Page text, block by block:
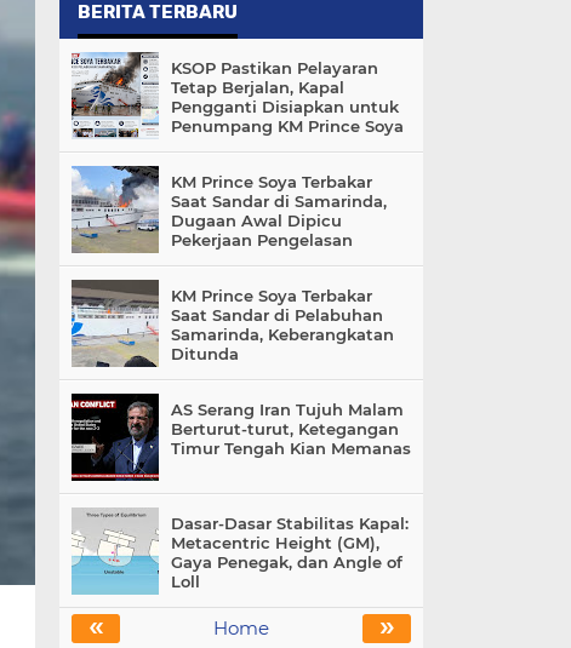
BERITA TERBARU
KSOP Pastikan Pelayaran
Tetap Berjalan, Kapal
Pengganti Disiapkan untuk
Penumpang KM Prince Soya
KM Prince Soya Terbakar
Saat Sandar di Samarinda,
Dugaan Awal Dipicu
Pekerjaan Pengelasan
KM Prince Soya Terbakar
Saat Sandar di Pelabuhan
Samarinda, Keberangkatan
Ditunda
AS Serang Iran Tujuh Malam
Berturut-turut, Ketegangan
Timur Tengah Kian Memanas
Dasar-Dasar Stabilitas Kapal:
Metacentric Height (GM),
Gaya Penegak, dan Angle of
Loll
« »
Home